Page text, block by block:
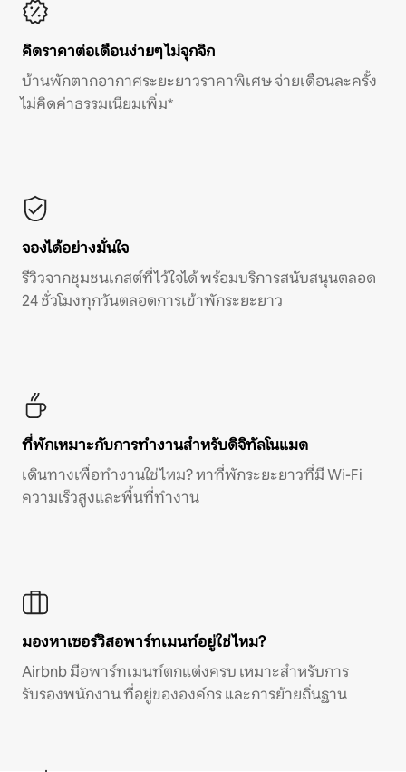
คิดราคาต่อเดือนง่ายๆ ไม่จุกจิก
บ้านพักตากอากาศระยะยาวราคาพิเศษ จ่ายเดือนละครั้ง
ไม่คิดค่าธรรมเนียมเพิ่ม*
จองได้อย่างมั่นใจ
รีวิวจากชุมชนเกสต์ที่ไว้ใจได้ พร้อมบริการสนับสนุนตลอด
24 ชั่วโมงทุกวันตลอดการเข้าพักระยะยาว
ที่พักเหมาะกับการทำงานสำหรับดิจิทัลโนแมด
เดินทางเพื่อทำงานใช่ไหม? หาที่พักระยะยาวที่มี Wi-Fi
ความเร็วสูงและพื้นที่ทำงาน
มองหาเซอร์วิสอพาร์ทเมนท์อยู่ใช่ไหม?
Airbnb มีอพาร์ทเมนท์ตกแต่งครบ เหมาะสำหรับการ
รับรองพนักงาน ที่อยู่ขององค์กร และการย้ายถิ่นฐาน